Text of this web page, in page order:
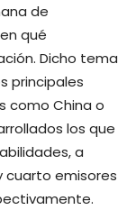
de
qué
Dicho tema
principales
como China o
los que
a
cuarto emisores